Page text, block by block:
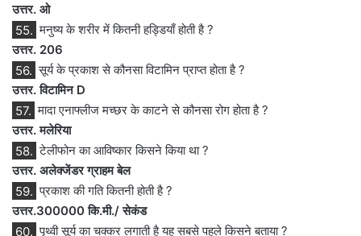
उत्तर. ओ
55. मनुष्य के शरीर में कितनी हड्डियाँ होती है ?
उत्तर. 206
56. सूर्य के प्रकाश से कौनसा विटामिन प्राप्त होता है ?
उत्तर. विटामिन D
57. मादा एनाफ्लीज मच्छर के काटने से कौनसा रोग होता है ?
उत्तर. मलेरिया
58. टेलीफोन का आविष्कार किसने किया था ?
उत्तर. अलेक्जेंडर ग्राहम बेल
59. प्रकाश की गति कितनी होती है ?
उत्तर.300000 कि.मी./ सेकंड
60. पृथ्वी सूर्य का चक्कर लगाती है यह सबसे पहले किसने बताया ?